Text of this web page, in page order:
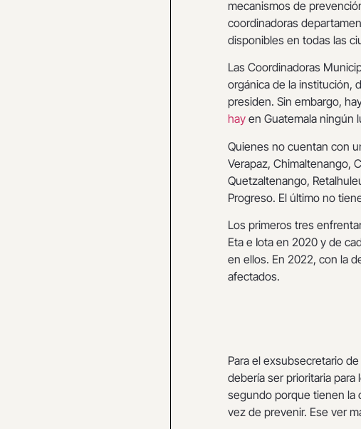
mecanismos de
coordinadoras
disponibles en todas las
Las Coordinadoras
orgánica de la institución,
presiden. Sin embargo,
hay en Guatemala ningún
Quienes no cuentan con
Verapaz, Chimaltenango,
Quetzaltenango,
Progreso. El último no
Los primeros tres
Eta e Iota en 2020 y de
en ellos. En 2022, con la
afectados.
Para el exsubsecretario
debería ser prioritaria
segundo porque tienen la
vez de prevenir. Ese ver